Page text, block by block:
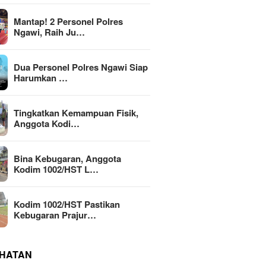
Mantap! 2 Personel Polres
Ngawi, Raih Ju…
Dua Personel Polres Ngawi Siap
Harumkan …
Tingkatkan Kemampuan Fisik,
Anggota Kodi…
Bina Kebugaran, Anggota
Kodim 1002/HST L…
Kodim 1002/HST Pastikan
Kebugaran Prajur…